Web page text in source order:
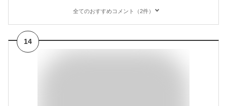
全てのおすすめコメント（2件）
14